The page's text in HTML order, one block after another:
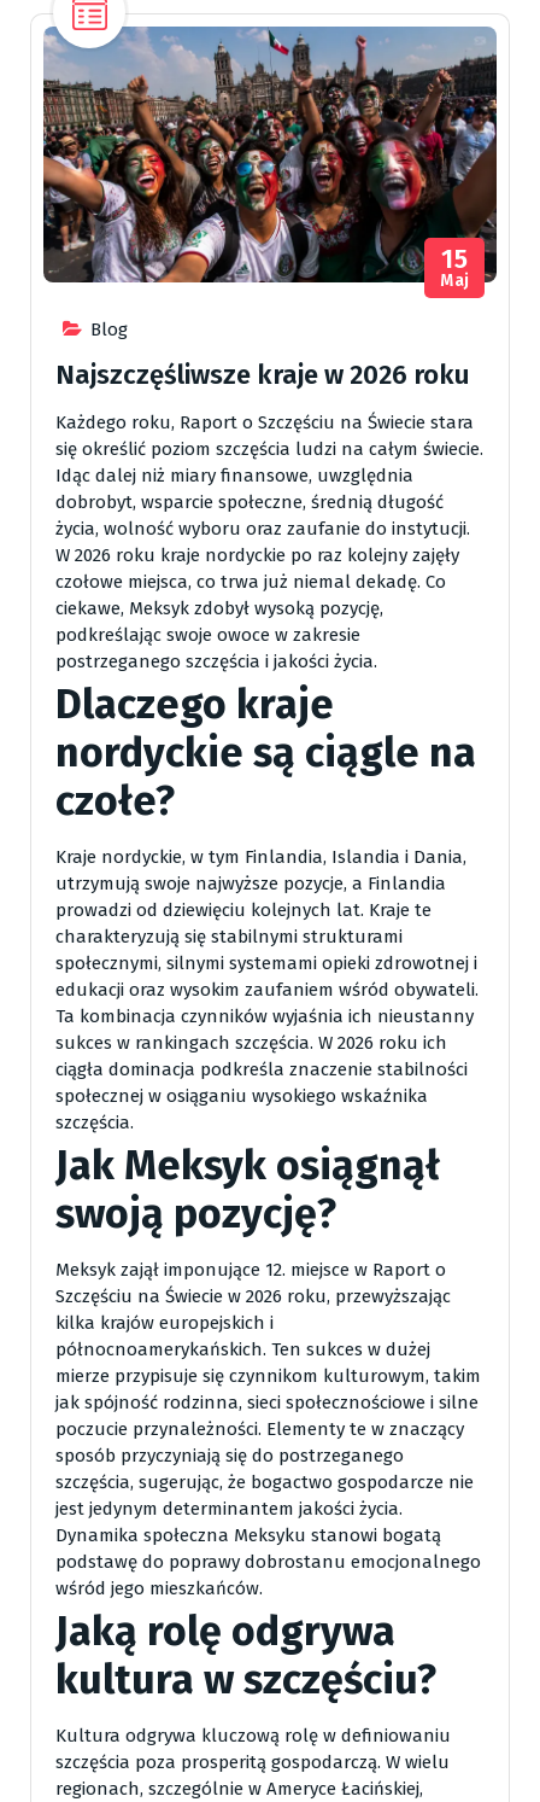
Blog
15
Maj
Najszczęśliwsze kraje w 2026 roku
Każdego roku, Raport o Szczęściu na Świecie stara
się określić poziom szczęścia ludzi na całym świecie.
Idąc dalej niż miary finansowe, uwzględnia
dobrobyt, wsparcie społeczne, średnią długość
życia, wolność wyboru oraz zaufanie do instytucji.
W 2026 roku kraje nordyckie po raz kolejny zajęły
czołowe miejsca, co trwa już niemal dekadę. Co
ciekawe, Meksyk zdobył wysoką pozycję,
podkreślając swoje owoce w zakresie
postrzeganego szczęścia i jakości życia.
Dlaczego kraje
nordyckie są ciągle na
czołe?
Kraje nordyckie, w tym Finlandia, Islandia i Dania,
utrzymują swoje najwyższe pozycje, a Finlandia
prowadzi od dziewięciu kolejnych lat. Kraje te
charakteryzują się stabilnymi strukturami
społecznymi, silnymi systemami opieki zdrowotnej i
edukacji oraz wysokim zaufaniem wśród obywateli.
Ta kombinacja czynników wyjaśnia ich nieustanny
sukces w rankingach szczęścia. W 2026 roku ich
ciągła dominacja podkreśla znaczenie stabilności
społecznej w osiąganiu wysokiego wskaźnika
szczęścia.
Jak Meksyk osiągnął
swoją pozycję?
Meksyk zajął imponujące 12. miejsce w Raport o
Szczęściu na Świecie w 2026 roku, przewyższając
kilka krajów europejskich i
północnoamerykańskich. Ten sukces w dużej
mierze przypisuje się czynnikom kulturowym, takim
jak spójność rodzinna, sieci społecznościowe i silne
poczucie przynależności. Elementy te w znaczący
sposób przyczyniają się do postrzeganego
szczęścia, sugerując, że bogactwo gospodarcze nie
jest jedynym determinantem jakości życia.
Dynamika społeczna Meksyku stanowi bogatą
podstawę do poprawy dobrostanu emocjonalnego
wśród jego mieszkańców.
Jaką rolę odgrywa
kultura w szczęściu?
Kultura odgrywa kluczową rolę w definiowaniu
szczęścia poza prosperitą gospodarczą. W wielu
regionach, szczególnie w Ameryce Łacińskiej,